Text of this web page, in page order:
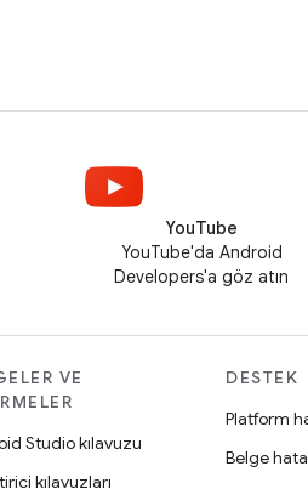
YouTube
YouTube'da Android
Developers'a göz atın
VE
Studio kılavuzu
kılavuzları
DESTEK
Platform
Belge